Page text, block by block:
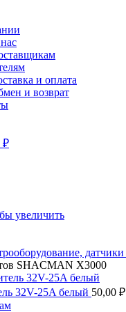
и оплата
и возврат
₽
увеличить
датчики
SHACMAN X3000
32V-25A белый 50,00 ₽